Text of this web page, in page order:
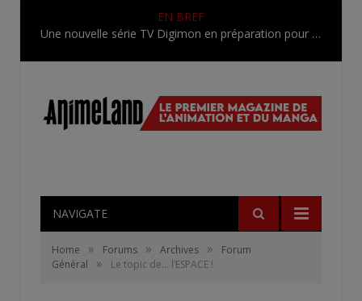
EN BREF
Une nouvelle série TV Digimon en préparation pour 2027
NAVIGATE
Home » Forums » Archives »
Forum
Général
» Le topic de… l’ESPACE !